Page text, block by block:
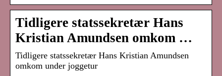
Tidligere statssekretær Hans
Kristian Amundsen omkom …
Tidligere statssekretær Hans Kristian Amundsen
omkom under joggetur